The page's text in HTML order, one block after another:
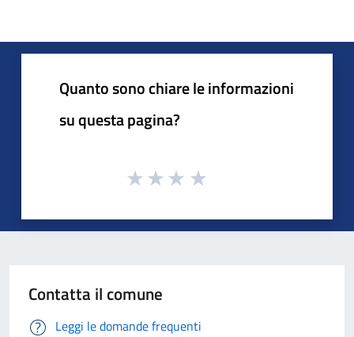
Quanto sono chiare le informazioni
su questa pagina?
Contatta il comune
Leggi le domande frequenti